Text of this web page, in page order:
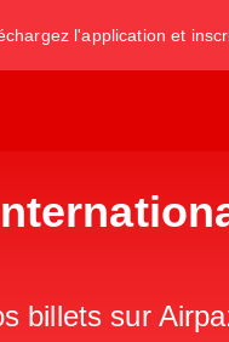
l'application et
billets sur